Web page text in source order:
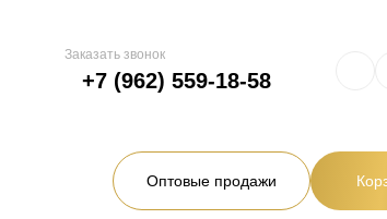
Заказать звонок
+7 (962) 559-18-58
Оптовые продажи